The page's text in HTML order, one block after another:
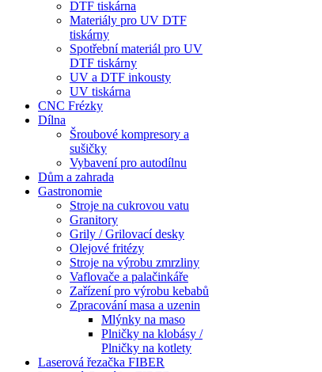
DTF tiskárna
Materiály pro UV DTF
tiskárny
Spotřební materiál pro UV
DTF tiskárny
UV a DTF inkousty
UV tiskárna
CNC Frézky
Dílna
Šroubové kompresory a
sušičky
Vybavení pro autodílnu
Dům a zahrada
Gastronomie
Stroje na cukrovou vatu
Granitory
Grily / Grilovací desky
Olejové fritézy
Stroje na výrobu zmrzliny
Vaflovače a palačinkáře
Zařízení pro výrobu kebabů
Zpracování masa a uzenin
Mlýnky na maso
Plničky na klobásy /
Plničky na kotlety
Laserová řezačka FIBER